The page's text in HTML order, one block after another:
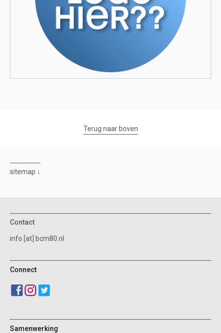
Terug naar boven
sitemap
Contact
info [at] bcm80.nl
Connect
Samenwerking